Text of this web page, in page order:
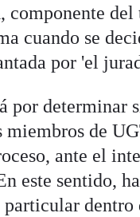
, componente
cuando se
por 'el
por determinar
de
ante el
este sentido,
particular